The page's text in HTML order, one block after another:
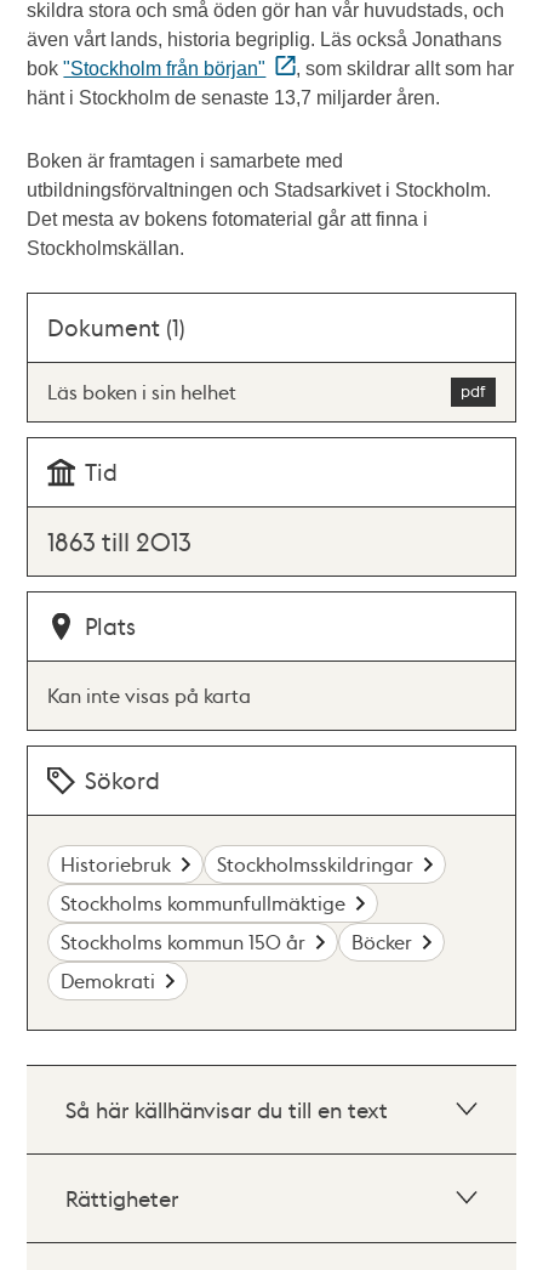
skildra stora och små öden gör han vår huvudstads, och
även vårt lands, historia begriplig. Läs också Jonathans
bok"Stockholm från början"
, som skildrar allt som har
hänt i Stockholm de senaste 13,7 miljarder åren.
Boken är framtagen i samarbete med
utbildningsförvaltningen och Stadsarkivet i Stockholm.
Det mesta av bokens fotomaterial går att finna i
Stockholmskällan.
Dokument (1)
Läs boken i sin helhet
Tid
1863 till 2013
Plats
Kan inte visas på karta
Sökord
Historiebruk
Stockholmsskildringar
Stockholms kommunfullmäktige
Stockholms kommun 150 år
Böcker
Demokrati
Så här källhänvisar du till en text
Rättigheter